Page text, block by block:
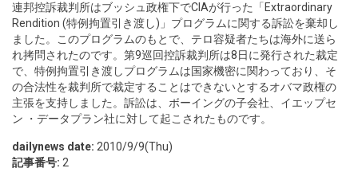
連邦控訴裁判所はブッシュ政権下でCIAが行った「Extraordinary
Rendition (特例拘置引き渡し)」プログラムに関する訴訟を棄却し
ました。このプログラムのもとで、テロ容疑者たちは海外に送ら
れ拷問されたのです。第9巡回控訴裁判所は8日に発行された裁定
で、特例拘置引き渡しプログラムは国家機密に関わっており、そ
の合法性を裁判所で裁定することはできないとするオバマ政権の
主張を支持しました。訴訟は、ボーイングの子会社、イエップセ
ン ・データプラン社に対して起こされたものです。
dailynews date: 2010/9/9(Thu)
記事番号: 2